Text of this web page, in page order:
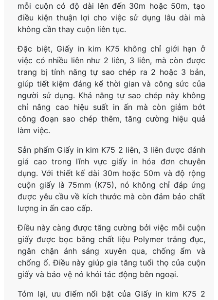
mỗi cuộn có độ dài lên đến 30m hoặc 50m, tạo
điều kiện thuận lợi cho việc sử dụng lâu dài mà
không cần thay cuộn liên tục.
Đặc biệt, Giấy in kim K75 không chỉ giới hạn ở
việc có nhiều liên như 2 liên, 3 liên, mà còn được
trang bị tính năng tự sao chép ra 2 hoặc 3 bản,
giúp tiết kiệm đáng kể thời gian và công sức của
người sử dụng. Khả năng tự sao chép này không
chỉ nâng cao hiệu suất in ấn mà còn giảm bớt
công đoạn sao chép thêm, tăng cường hiệu quả
làm việc.
Sản phẩm Giấy in kim K75 2 liên, 3 liên được đánh
giá cao trong lĩnh vực giấy in hóa đơn chuyên
dụng. Với thiết kế dài 30m hoặc 50m và độ rộng
cuộn giấy là 75mm (K75), nó không chỉ đáp ứng
được yêu cầu về kích thước mà còn đảm bảo chất
lượng in ấn cao cấp.
Điều này càng được tăng cường bởi việc mỗi cuộn
giấy được bọc bằng chất liệu Polymer trắng đục,
ngăn chặn ánh sáng xuyên qua, chống ẩm và
chống ố. Điều này giúp gia tăng tuổi thọ của cuộn
giấy và bảo vệ nó khỏi tác động bên ngoại.
Tóm lại, ưu điểm nổi bật của Giấy in kim K75 2